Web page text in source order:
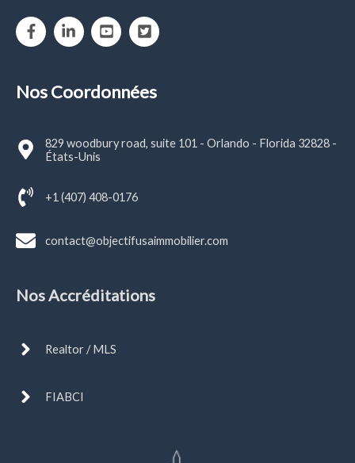
Nos Coordonnées
829 woodbury road, suite 101 - Orlando - Florida 32828 -
États-Unis
+1 (407) 408-0176
contact@objectifusaimmobilier.com
Nos Accréditations
Realtor / MLS
FIABCI